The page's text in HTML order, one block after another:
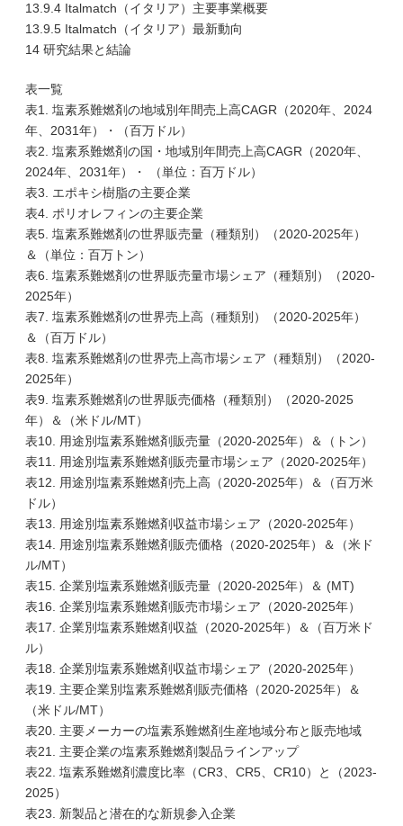
13.9.4 Italmatch（イタリア）主要事業概要
13.9.5 Italmatch（イタリア）最新動向
14 研究結果と結論
表一覧
表1. 塩素系難燃剤の地域別年間売上高CAGR（2020年、2024
年、2031年）・（百万ドル）
表2. 塩素系難燃剤の国・地域別年間売上高CAGR（2020年、
2024年、2031年）・ （単位：百万ドル）
表3. エポキシ樹脂の主要企業
表4. ポリオレフィンの主要企業
表5. 塩素系難燃剤の世界販売量（種類別）（2020-2025年）
＆（単位：百万トン）
表6. 塩素系難燃剤の世界販売量市場シェア（種類別）（2020-
2025年）
表7. 塩素系難燃剤の世界売上高（種類別）（2020-2025年）
＆（百万ドル）
表8. 塩素系難燃剤の世界売上高市場シェア（種類別）（2020-
2025年）
表9. 塩素系難燃剤の世界販売価格（種類別）（2020-2025
年）＆（米ドル/MT）
表10. 用途別塩素系難燃剤販売量（2020-2025年）＆（トン）
表11. 用途別塩素系難燃剤販売量市場シェア（2020-2025年）
表12. 用途別塩素系難燃剤売上高（2020-2025年）＆（百万米
ドル）
表13. 用途別塩素系難燃剤収益市場シェア（2020-2025年）
表14. 用途別塩素系難燃剤販売価格（2020-2025年）＆（米ド
ル/MT）
表15. 企業別塩素系難燃剤販売量（2020-2025年）＆ (MT)
表16. 企業別塩素系難燃剤販売市場シェア（2020-2025年）
表17. 企業別塩素系難燃剤収益（2020-2025年）＆（百万米ド
ル）
表18. 企業別塩素系難燃剤収益市場シェア（2020-2025年）
表19. 主要企業別塩素系難燃剤販売価格（2020-2025年）＆
（米ドル/MT）
表20. 主要メーカーの塩素系難燃剤生産地域分布と販売地域
表21. 主要企業の塩素系難燃剤製品ラインアップ
表22. 塩素系難燃剤濃度比率（CR3、CR5、CR10）と（2023-
2025）
表23. 新製品と潜在的な新規参入企業